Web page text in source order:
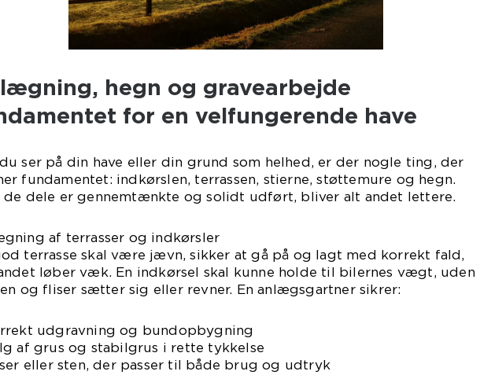
hegn og gravearbejde
for en velfungerende have
ser på din have eller din grund som helhed, er der nogle ting, der
fundamentet: indkørslen, terrassen, stierne, støttemure og hegn.
de dele er gennemtænkte og solidt udført, bliver alt andet lettere.
af terrasser og indkørsler
terrasse skal være jævn, sikker at gå på og lagt med korrekt fald,
løber væk. En indkørsel skal kunne holde til bilernes vægt, uden
og fliser sætter sig eller revner. En anlægsgartner sikrer:
udgravning og bundopbygning
af grus og stabilgrus i rette tykkelse
eller sten, der passer til både brug og udtryk